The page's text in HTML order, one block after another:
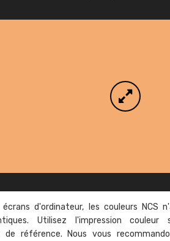
d'ordinateur, les couleurs NCS
Utilisez l'impression
référence. Nous vous